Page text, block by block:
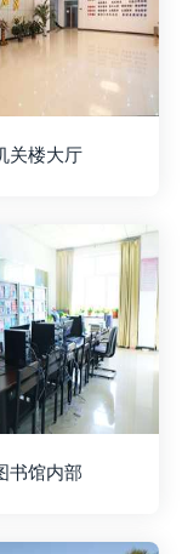
关楼大厅
书馆内部